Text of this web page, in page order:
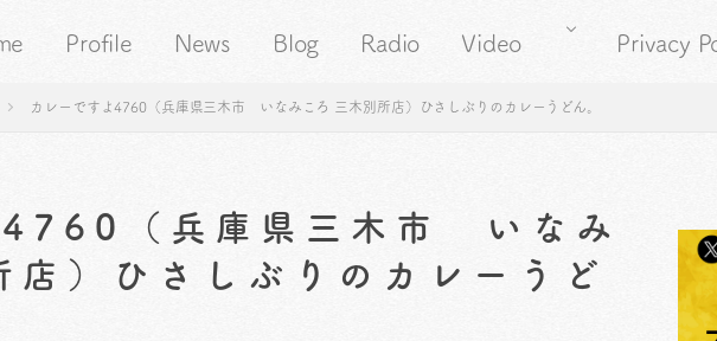
Profile News Blog Radio Video Privacy
カレーですよ4760（兵庫県三木市 いなみころ 三木別所店）ひさしぶりのカレーうどん。
4760（兵庫県三木市 いなみ
店）ひさしぶりのカレーうど